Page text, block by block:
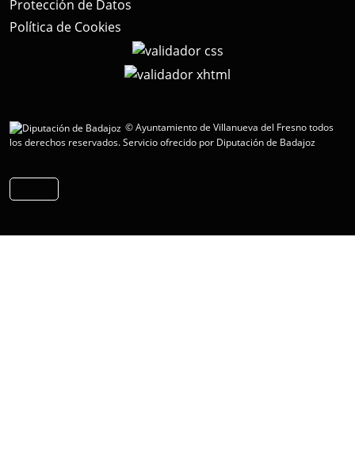
Protección de Datos
Política de Cookies
© Ayuntamiento de Villanueva del Fresno todos
los derechos reservados.Servicio ofrecido por Diputación de Badajoz